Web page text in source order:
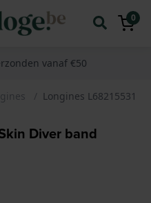
0
vanaf €50
Longines L682155317
Diver band